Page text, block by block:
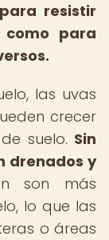
resistir
para
las uvas
crecer
suelo. Sin
drenados y
son más
lo que las
o áreas